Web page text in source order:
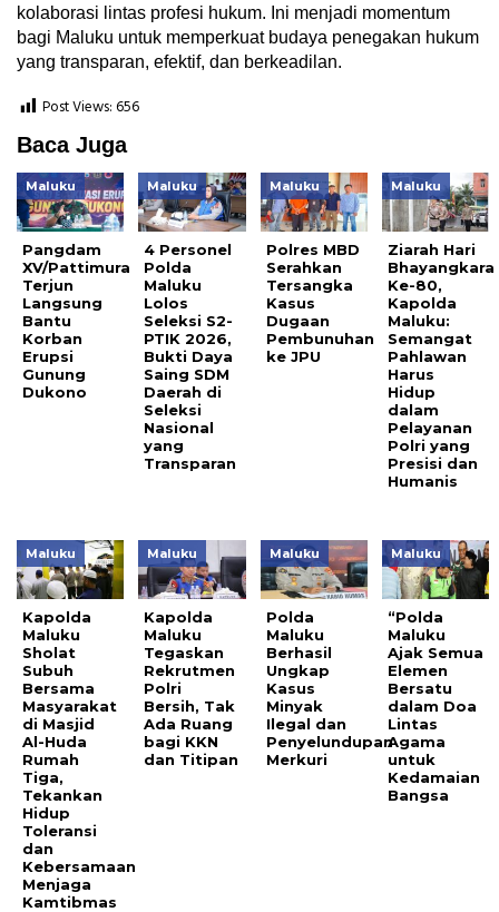
kolaborasi lintas profesi hukum. Ini menjadi momentum
bagi Maluku untuk memperkuat budaya penegakan hukum
yang transparan, efektif, dan berkeadilan.
Post Views:656
Baca Juga
Maluku
Pangdam
XV/Pattimura
Terjun
Langsung
Bantu
Korban
Erupsi
Gunung
Dukono
Maluku
4 Personel
Polda
Maluku
Lolos
Seleksi S2-
PTIK 2026,
Bukti Daya
Saing SDM
Daerah di
Seleksi
Nasional
yang
Transparan
Maluku
Polres MBD
Serahkan
Tersangka
Kasus
Dugaan
Pembunuhan
ke JPU
Maluku
Ziarah Hari
Bhayangkara
Ke-80,
Kapolda
Maluku:
Semangat
Pahlawan
Harus
Hidup
dalam
Pelayanan
Polri yang
Presisi dan
Humanis
Maluku
Kapolda
Maluku
Sholat
Subuh
Bersama
Masyarakat
di Masjid
Al-Huda
Rumah
Tiga,
Tekankan
Hidup
Toleransi
dan
Kebersamaan
Menjaga
Kamtibmas
Maluku
Kapolda
Maluku
Tegaskan
Rekrutmen
Polri
Bersih, Tak
Ada Ruang
bagi KKN
dan Titipan
Maluku
Polda
Maluku
Berhasil
Ungkap
Kasus
Minyak
Ilegal dan
Penyelundupan
Merkuri
Maluku
“Polda
Maluku
Ajak Semua
Elemen
Bersatu
dalam Doa
Lintas
Agama
untuk
Kedamaian
Bangsa